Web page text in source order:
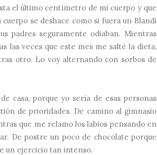
el último centímetro de mi cuerpo y que
se deshace como si fuera un Blandi
padres seguramente odiaban. Mientras
las veces que este mes me salté la dieta,
otro. Lo voy alternando con sorbos de
casa, porque yo sería de esas personas
de prioridades. De camino al gimnasio
que me relamo los labios pensando en
De postre un poco de chocolate porque
un ejercicio tan intenso.